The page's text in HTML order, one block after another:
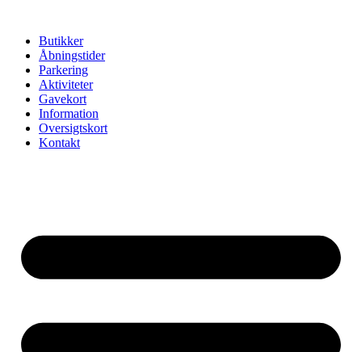
indholdButikker
Åbningstider
Parkering
Aktiviteter
Gavekort
Information
Oversigtskort
Kontakt